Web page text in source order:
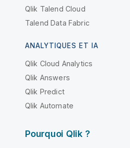
Qlik Talend Cloud
Talend Data Fabric
ANALYTIQUES ET IA
Qlik Cloud Analytics
Qlik Answers
Qlik Predict
Qlik Automate
Pourquoi Qlik ?